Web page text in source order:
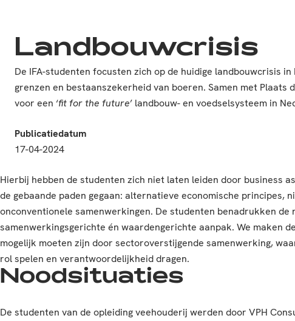
Landbouwcrisis
De IFA-studenten focusten zich op de huidige landbouwcrisis
grenzen en bestaanszekerheid van boeren. Samen met Plaats
voor een ‘fit for the future’ landbouw- en voedselsysteem in
Publicatiedatum
17-04-2024
Hierbij hebben de studenten zich niet laten leiden door business
de gebaande paden gegaan: alternatieve economische principes,
onconventionele samenwerkingen. De studenten benadrukken de
samenwerkingsgerichte én waardengerichte aanpak. We maken
mogelijk moeten zijn door sectoroverstijgende samenwerking,
rol spelen en verantwoordelijkheid dragen.
Noodsituaties
De studenten van de opleiding veehouderij werden door VPH